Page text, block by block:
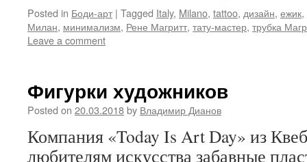
Posted in Боди-арт | Tagged Italy, Milano, tattoo, дизайн, ежик,
Милан, минимализм, Рене Магритт, тату-мастер, трубка
Leave a comment
Фигурки художников
Posted on 20.03.2018by Владимир Дианов
Компания «Today Is Art Day» из
любителям искусства забавные